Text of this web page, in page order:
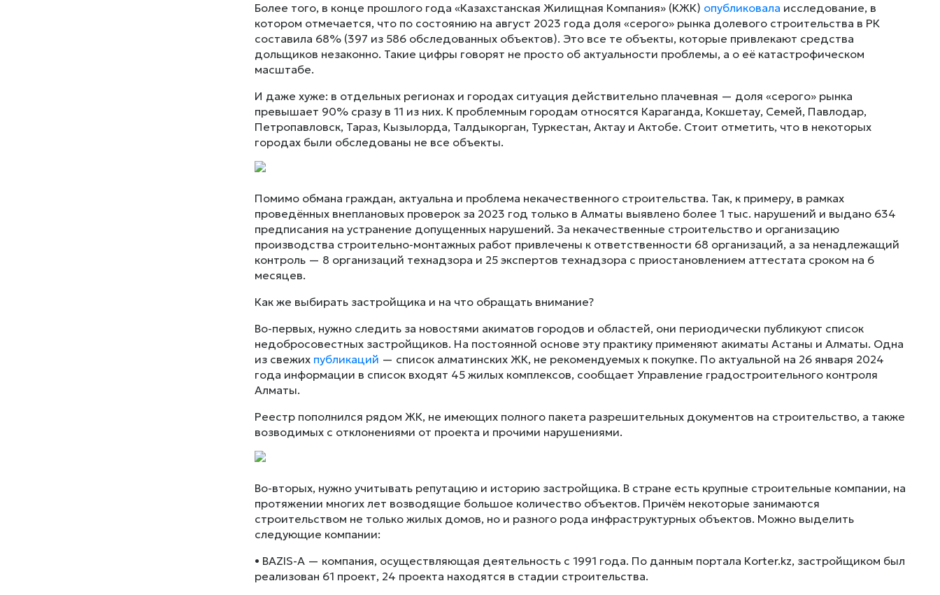
Более того, в конце прошлого года «Казахстанская Жилищная Компания» (КЖК) опубликовала исследование, в
котором отмечается, что по состоянию на август 2023 года доля «серого» рынка долевого строительства в РК
составила 68% (397 из 586 обследованных объектов). Это все те объекты, которые привлекают средства
дольщиков незаконно. Такие цифры говорят не просто об актуальности проблемы, а о её катастрофическом
масштабе.
И даже хуже: в отдельных регионах и городах ситуация действительно плачевная — доля «серого» рынка
превышает 90% сразу в 11 из них. К проблемным городам относятся Караганда, Кокшетау, Семей, Павлодар,
Петропавловск, Тараз, Кызылорда, Талдыкорган, Туркестан, Актау и Актобе. Стоит отметить, что в некоторых
городах были обследованы не все объекты.
Помимо обмана граждан, актуальна и проблема некачественного строительства. Так, к примеру, в рамках
проведённых внеплановых проверок за 2023 год только в Алматы выявлено более 1 тыс. нарушений и выдано 634
предписания на устранение допущенных нарушений. За некачественные строительство и организацию
производства строительно-монтажных работ привлечены к ответственности 68 организаций, а за ненадлежащий
контроль — 8 организаций технадзора и 25 экспертов технадзора с приостановлением аттестата сроком на 6
месяцев.
Как же выбирать застройщика и на что обращать внимание?
Во-первых, нужно следить за новостями акиматов городов и областей, они периодически публикуют список
недобросовестных застройщиков. На постоянной основе эту практику применяют акиматы Астаны и Алматы. Одна
из свежих публикаций — список алматинских ЖК, не рекомендуемых к покупке. По актуальной на 26 января 2024
года информации в список входят 45 жилых комплексов, сообщает Управление градостроительного контроля
Алматы.
Реестр пополнился рядом ЖК, не имеющих полного пакета разрешительных документов на строительство, а также
возводимых с отклонениями от проекта и прочими нарушениями.
Во-вторых, нужно учитывать репутацию и историю застройщика. В стране есть крупные строительные компании, на
протяжении многих лет возводящие большое количество объектов. Причём некоторые занимаются
строительством не только жилых домов, но и разного рода инфраструктурных объектов. Можно выделить
следующие компании:
• BAZIS-А — компания, осуществляющая деятельность с 1991 года. По данным портала Кorter.kz, застройщиком был
реализован 61 проект, 24 проекта находятся в стадии строительства.